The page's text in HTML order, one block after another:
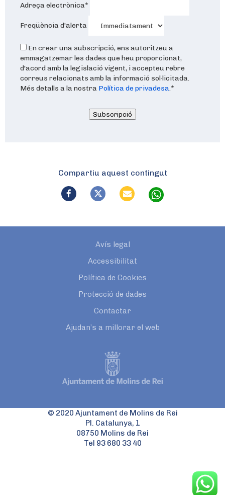
Adreça electrònica*
Freqüència d'alerta
En crear una subscripció, ens autoritzeu a
emmagatzemar les dades que heu proporcionat,
d'acord amb la legislació vigent, i accepteu rebre
correus relacionats amb la informació sol·licitada.
Més detalls a la nostra Política de privadesa.*
Subscripció
Compartiu aquest contingut
Avís legal
Accessibilitat
Política de Cookies
Protecció de dades
Contactar
Ajudan’s a millorar el web
© 2020 Ajuntament de Molins de Rei
Pl. Catalunya, 1
08750 Molins de Rei
Tel 93 680 33 40